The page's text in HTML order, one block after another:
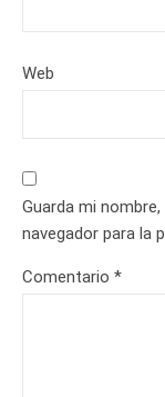
Web
Guarda mi
navegador para la
Comentario *